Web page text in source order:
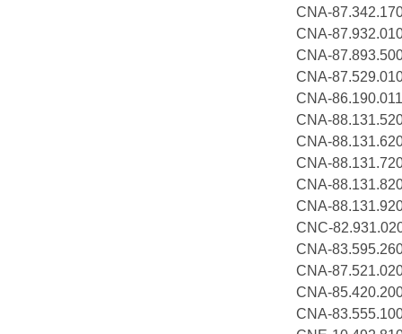
CNA-
CNA-
CNA-
CNA-
CNA-
CNA-
CNA-
CNA-
CNA-
CNA-
CNC-
CNA-
CNA-
CNA-
CNA-